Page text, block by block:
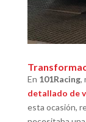
En 101Racing,
detallado de
esta ocasión,